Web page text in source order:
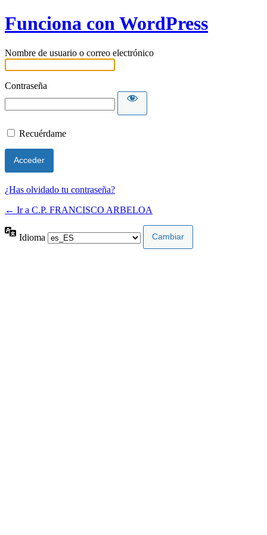
Funciona con WordPress
Nombre de usuario o correo electrónico
Contraseña
Recuérdame
¿Has olvidado tu contraseña?
← Ir a C.P. FRANCISCO ARBELOA
Idioma